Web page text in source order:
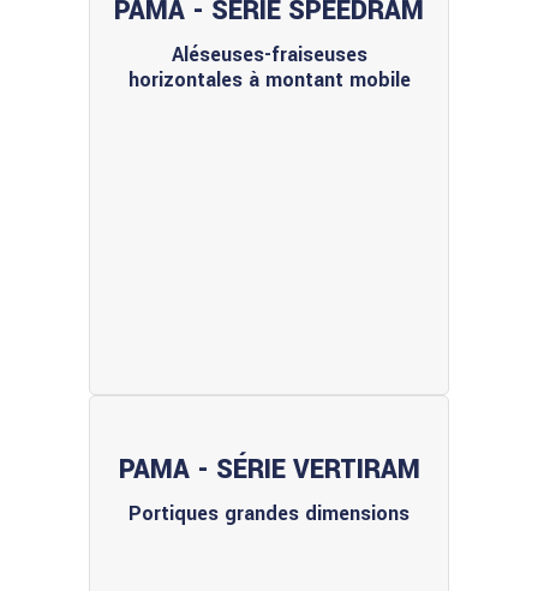
PAMA - SÉRIE SPEEDRAM
Aléseuses-fraiseuses
horizontales à montant mobile
PAMA - SÉRIE VERTIRAM
Portiques grandes dimensions